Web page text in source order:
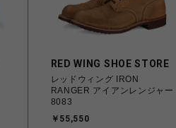
RED WING SHOE STORE
レッドウィング IRON
RANGER アイアンレンジャー
8083
￥55,550